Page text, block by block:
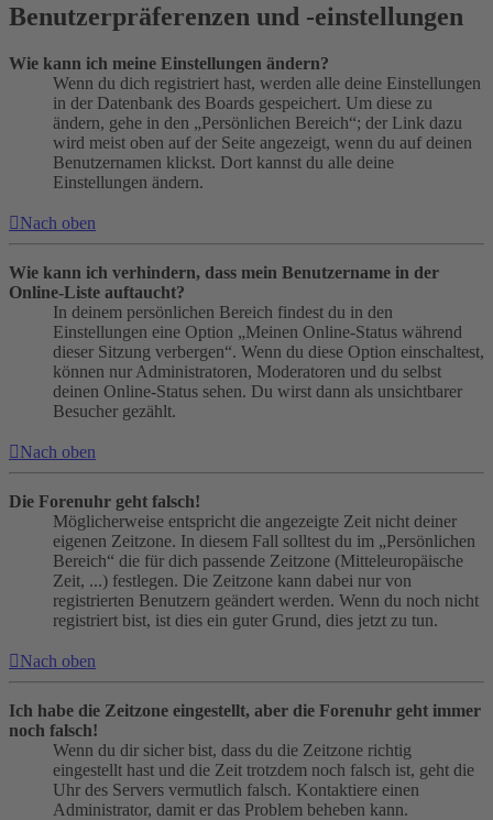
Benutzerpräferenzen und -einstellungen
Wie kann ich meine Einstellungen ändern?
Wenn du dich registriert hast, werden alle deine Einstellungen
in der Datenbank des Boards gespeichert. Um diese zu
ändern, gehe in den „Persönlichen Bereich“; der Link dazu
wird meist oben auf der Seite angezeigt, wenn du auf deinen
Benutzernamen klickst. Dort kannst du alle deine
Einstellungen ändern.
Nach oben
Wie kann ich verhindern, dass mein Benutzername in der
Online-Liste auftaucht?
In deinem persönlichen Bereich findest du in den
Einstellungen eine Option „Meinen Online-Status während
dieser Sitzung verbergen“. Wenn du diese Option einschaltest,
können nur Administratoren, Moderatoren und du selbst
deinen Online-Status sehen. Du wirst dann als unsichtbarer
Besucher gezählt.
Nach oben
Die Forenuhr geht falsch!
Möglicherweise entspricht die angezeigte Zeit nicht deiner
eigenen Zeitzone. In diesem Fall solltest du im „Persönlichen
Bereich“ die für dich passende Zeitzone (Mitteleuropäische
Zeit, ...) festlegen. Die Zeitzone kann dabei nur von
registrierten Benutzern geändert werden. Wenn du noch nicht
registriert bist, ist dies ein guter Grund, dies jetzt zu tun.
Nach oben
Ich habe die Zeitzone eingestellt, aber die Forenuhr geht immer
noch falsch!
Wenn du dir sicher bist, dass du die Zeitzone richtig
eingestellt hast und die Zeit trotzdem noch falsch ist, geht die
Uhr des Servers vermutlich falsch. Kontaktiere einen
Administrator, damit er das Problem beheben kann.